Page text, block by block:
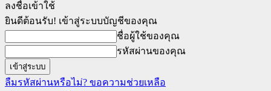
ลงชื่อเข้าใช้
ยินดีต้อนรับ! เข้าสู่ระบบบัญชีของคุณ
ชื่อผู้ใช้ของคุณ
รหัสผ่านของคุณ
ลืมรหัสผ่านหรือไม่? ขอความช่วยเหลือ